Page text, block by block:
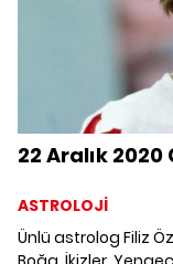
22 Aralık
ASTROLOJİ
Ünlü astrolog Filiz